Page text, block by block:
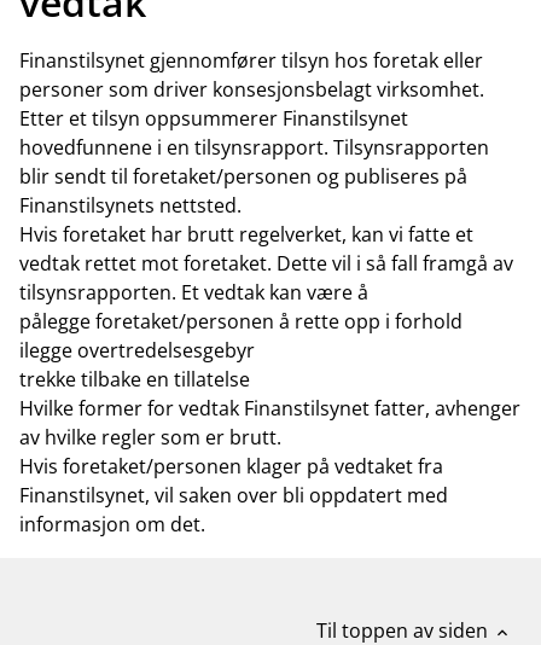
Finanstilsynet gjennomfører tilsyn hos foretak eller
personer som driver konsesjonsbelagt virksomhet.
Etter et tilsyn oppsummerer Finanstilsynet
hovedfunnene i en tilsynsrapport. Tilsynsrapporten
blir sendt til foretaket/personen og publiseres på
Finanstilsynets nettsted.
Hvis foretaket har brutt regelverket, kan vi fatte et
vedtak rettet mot foretaket. Dette vil i så fall framgå av
tilsynsrapporten. Et vedtak kan være å
pålegge foretaket/personen å rette opp i forhold
ilegge overtredelsesgebyr
trekke tilbake en tillatelse
Hvilke former for vedtak Finanstilsynet fatter, avhenger
av hvilke regler som er brutt.
Hvis foretaket/personen klager på vedtaket fra
Finanstilsynet, vil saken over bli oppdatert med
informasjon om det.
Til toppen av siden expand_less